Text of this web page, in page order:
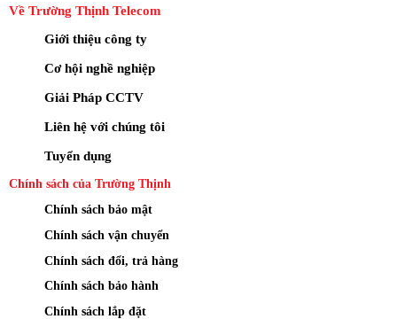
Về Trường Thịnh Telecom
Giới thiệu công ty
Cơ hội nghề nghiệp
Giải Pháp CCTV
Liên hệ với chúng tôi
Tuyển dụng
Chính sách của Trường Thịnh
Chính sách bảo mật
Chính sách vận chuyển
Chính sách đổi, trả hàng
Chính sách bảo hành
Chính sách lắp đặt